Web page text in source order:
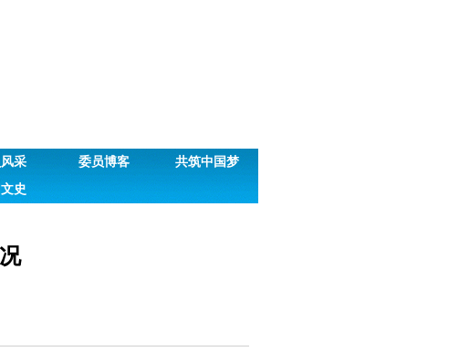
采 委员博客
共筑中国梦
史